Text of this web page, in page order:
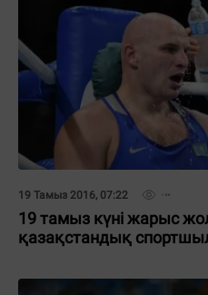
19 Тамыз 2016, 07:22
19 тамыз күні жарыс
қазақстандық